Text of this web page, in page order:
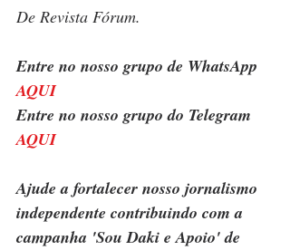
De Revista Fórum.
Entre no nosso grupo de WhatsApp
AQUI
Entre no nosso grupo do Telegram
AQUI
Ajude a fortalecer nosso jornalismo
independente contribuindo com a
campanha 'Sou Daki e Apoio' de